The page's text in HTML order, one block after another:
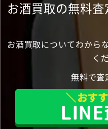
お酒買取の無料
お酒買取についてわから
く
無料で査